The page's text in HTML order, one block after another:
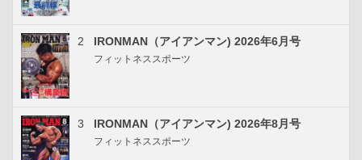
2 IRONMAN（アイアンマン) 2026年6月号
フィットネススポーツ
3 IRONMAN（アイアンマン) 2026年8月号
フィットネススポーツ